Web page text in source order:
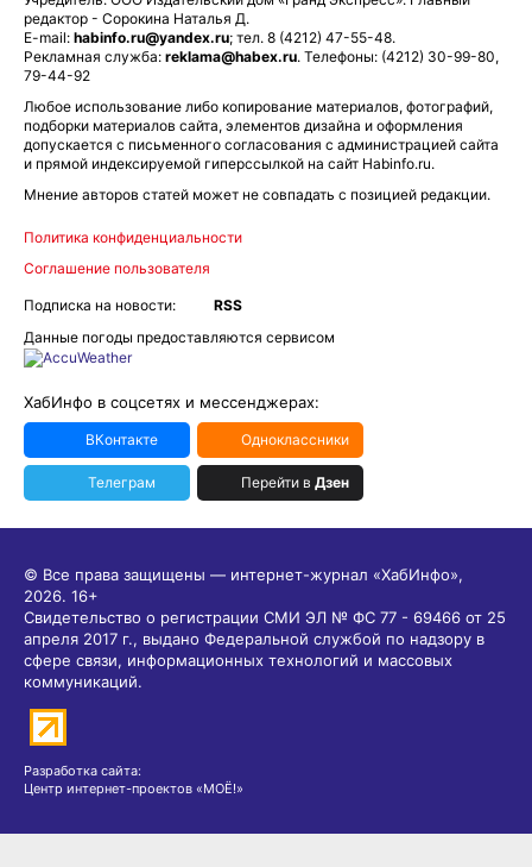
редактор - Сорокина Наталья Д.
E-mail: habinfo.ru@yandex.ru; тел. 8 (4212) 47-55-48.
Рекламная служба: reklama@habex.ru. Телефоны: (4212) 30-99-80,
79-44-92
Любое использование либо копирование материалов, фотографий,
подборки материалов сайта, элементов дизайна и оформления
допускается с письменного согласования с администрацией сайта
и прямой индексируемой гиперссылкой на сайт Habinfo.ru.
Мнение авторов статей может не совпадать с позицией редакции.
Политика конфиденциальности
Соглашение пользователя
Подписка на новости:
RSS
Данные погоды предоставляются сервисом
ХабИнфо в соцсетях и мессенджерах:
ВКонтакте Одноклассники
Телеграм Перейти в Дзен
© Все права защищены — интернет-журнал «ХабИнфо»,
2026. 16+
Свидетельство о регистрации СМИ ЭЛ № ФС 77 - 69466 от 25
апреля 2017 г., выдано Федеральной службой по надзору в
сфере связи, информационных технологий и массовых
коммуникаций.
Разработка сайта:
Центр интернет-проектов «МОЁ!»